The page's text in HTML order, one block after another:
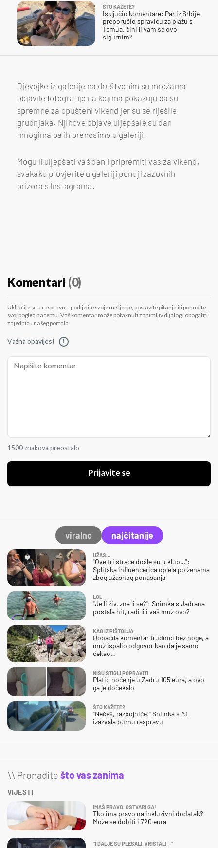
ŠTO KAŽETE?
Isključio komentare: Par iz Srbije
preporučio spravicu za plažu s
Temua, čini li vam se ovo
sigurnim?
Djevojke iz galerije na društvenim su mrežama
objavile fotografije na kojima pokazuju da su
spremne za opušteni vikend jer su se riješile
grudnjaka. Njihove objave uljepšale su dan
mnogima pa ih prenosimo u galeriji.
Mogu li uljepšati vaš dan i pripremiti vas za vikend,
svakako provjerite u galeriji punoj izazovnih
prizora s Instagrama.
Komentari (0)
Uključite se u raspravu – podijelite svoje mišljenje, postavite pitanja ili ponudite
svoj pogled na temu. Vaš komentar može potaknuti zanimljiv dijalog i obogatiti
zajednicu našeg portala.
Važna obavijest !
1500 znakova preostalo
Prijavite se
viralno najčitanije
UŽAS…
"Ove tri štrace došle su u klub…":
Splitska influencerica oplela po ženama
zbog užasnog ponašanja
LOL
"Je li živ, zna li se?": Snimka s Jadrana
postala hit, radi li i vaš muž ovo?
KAO IZ PIŠTOLJA
Dobacila komentar trudnici bez noge, a
muž ispalio odgovor kao da je samo
čekao…
NISU STIGLI POPRAVITI
Platio noćenje u Zadru 105 eura, a ovo
ga je dočekalo
ŠTO KAŽETE?
"Nećeš, razbojniče!" Snimka s A1
izazvala burnu raspravu
\\ Pronađite što vas zanima
VIJESTI
IMAŠ PRAVO, OSTVARI GA!
Tko ima pravo na inkluzivni dodatak?
Može se dobiti i 720 eura
"I DALJE SU PLESALI, VRIŠTALI..."